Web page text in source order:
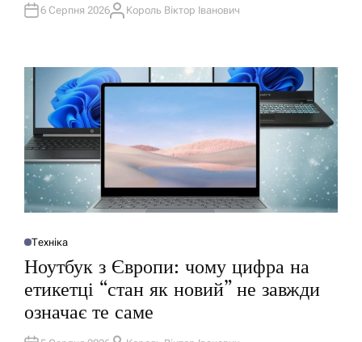
А
Т
6 Серпня 2026А
Король Віктор Іванович
О
Л
К
У
Техніка
Ноутбук з Європи: чому цифра на
етикетці “стан як новий” не завжди
означає те саме